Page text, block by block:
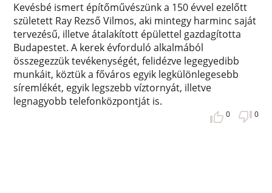
Kevésbé ismert építőművészünk a 150 évvel ezelőtt
született Ray Rezső Vilmos, aki mintegy harminc saját
tervezésű, illetve átalakított épülettel gazdagította
Budapestet. A kerek évforduló alkalmából
összegezzük tevékenységét, felidézve legegyedibb
munkáit, köztük a főváros egyik legkülönlegesebb
síremlékét, egyik legszebb víztornyát, illetve
legnagyobb telefonközpontját is.
0 0